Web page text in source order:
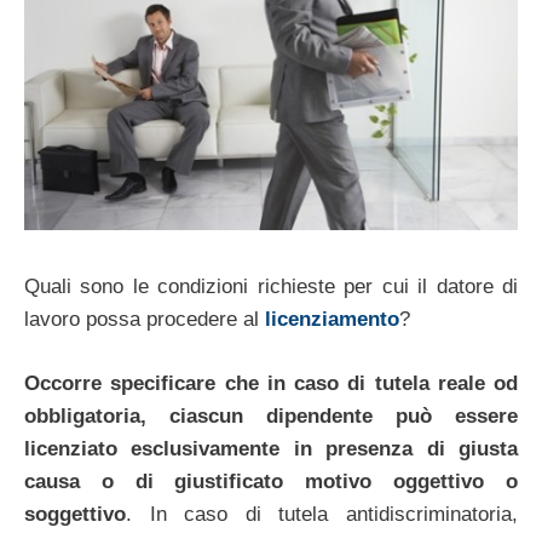
Quali sono le condizioni richieste per cui il datore di
lavoro possa procedere al
licenziamento?
Occorre specificare che in caso di tutela reale od
obbligatoria, ciascun dipendente può essere
licenziato esclusivamente in presenza di giusta
causa o di giustificato motivo oggettivo o
soggettivo. In caso di tutela antidiscriminatoria,